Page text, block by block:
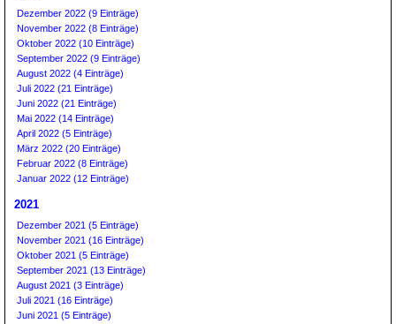
Dezember 2022 (9 Einträge)
November 2022 (8 Einträge)
Oktober 2022 (10 Einträge)
September 2022 (9 Einträge)
August 2022 (4 Einträge)
Juli 2022 (21 Einträge)
Juni 2022 (21 Einträge)
Mai 2022 (14 Einträge)
April 2022 (5 Einträge)
März 2022 (20 Einträge)
Februar 2022 (8 Einträge)
Januar 2022 (12 Einträge)
2021
Dezember 2021 (5 Einträge)
November 2021 (16 Einträge)
Oktober 2021 (5 Einträge)
September 2021 (13 Einträge)
August 2021 (3 Einträge)
Juli 2021 (16 Einträge)
Juni 2021 (5 Einträge)